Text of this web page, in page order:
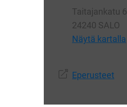
Taitajankatu 6
24240 SALO
Näytä kartalla
Eperusteet